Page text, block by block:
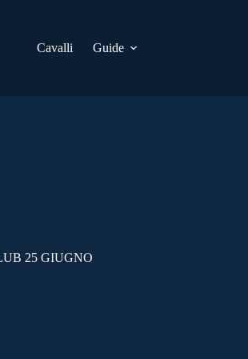
Cavalli Guide
25 GIUGNO